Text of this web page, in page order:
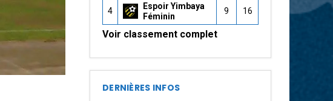
4
Espoir Yimbaya
Féminin
9 16
Voir classement complet
DERNIÈRES INFOS